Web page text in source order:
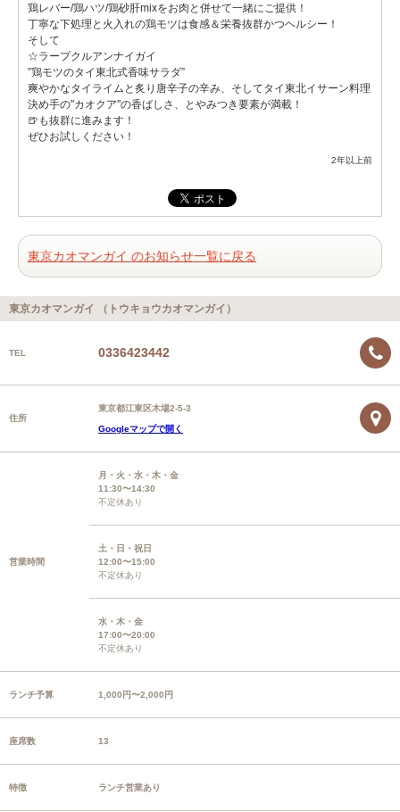
鶏レバー/鶏ハツ/鶏砂肝mixをお肉と併せて一緒にご提供！
丁寧な下処理と火入れの鶏モツは食感＆栄養抜群かつヘルシー！
そして
☆ラープクルアンナイガイ
”鶏モツのタイ東北式香味サラダ”
爽やかなタイライムと炙り唐辛子の辛み、そしてタイ東北イサーン料理
決め手の"カオクア"の香ばしさ、とやみつき要素が満載！
🍺も抜群に進みます！
ぜひお試しください！
2年以上前
東京カオマンガイ のお知らせ一覧に戻る
東京カオマンガイ （トウキョウカオマンガイ）
TEL 0336423442
住所
東京都江東区木場2-5-3
Googleマップで開く
営業時間
月・火・水・木・金
11:30〜14:30
不定休あり
土・日・祝日
12:00〜15:00
不定休あり
水・木・金
17:00〜20:00
不定休あり
ランチ予算 1,000円〜2,000円
座席数 13
特徴 ランチ営業あり